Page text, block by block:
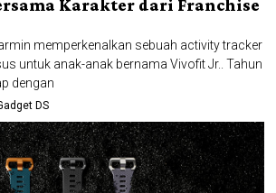
Karakter dari Franchise
memperkenalkan sebuah activity tracker
untuk anak-anak bernama Vivofit Jr.. Tahun
dengan
DS